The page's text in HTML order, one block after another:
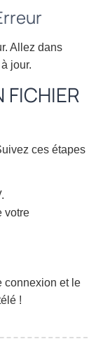
Allez dans
jour.
ces étapes
votre
connexion et le
!